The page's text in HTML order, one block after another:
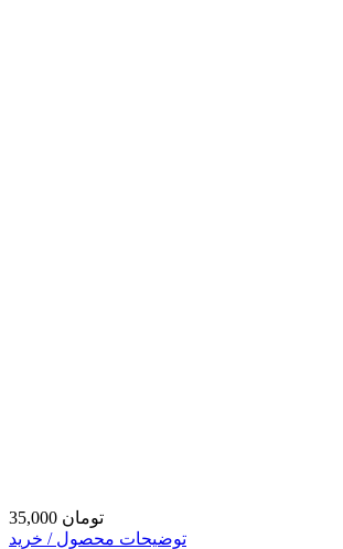
35,000 تومان
توضیحات محصول / خرید